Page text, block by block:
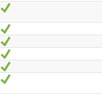
Ja
Ja
Ja
Ja
Ja
Ja